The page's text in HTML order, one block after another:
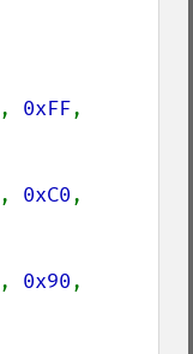
, 0xFF
, 0xC0
, 0x90